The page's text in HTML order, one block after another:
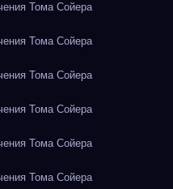
Тома Сойера
Тома Сойера
Тома Сойера
Тома Сойера
Тома Сойера
Тома Сойера